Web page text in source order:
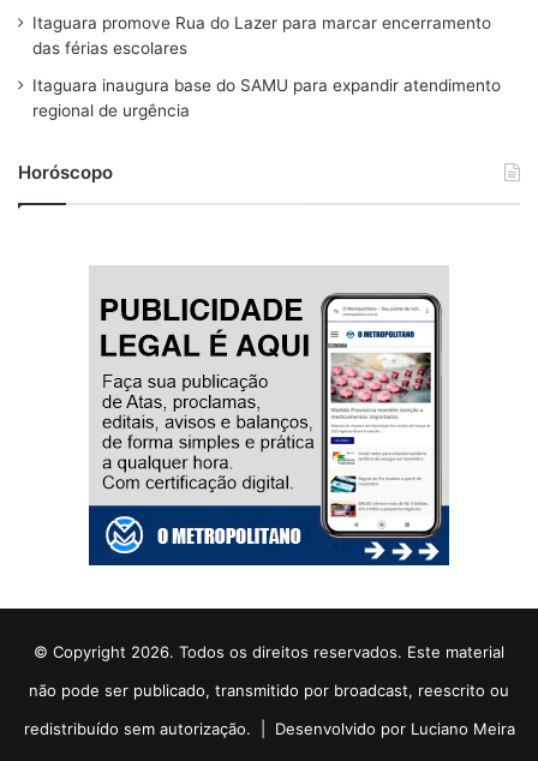
m
Itaguara promove Rua do Lazer para marcar encerramento
das férias escolares
Itaguara inaugura base do SAMU para expandir atendimento
regional de urgência
Horóscopo
© Copyright 2026. Todos os direitos reservados. Este material
não pode ser publicado, transmitido por broadcast, reescrito ou
redistribuído sem autorização. | Desenvolvido por Luciano Meira